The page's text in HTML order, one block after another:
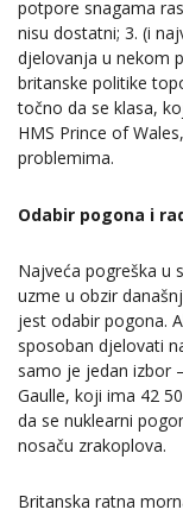
potpore snagama
nisu dostatni; 3. (i
djelovanja u nekom
britanske politike
točno da se klasa,
HMS Prince of
problemima.
Odabir pogona i
Najveća pogreška u
uzme u obzir
jest odabir pogona.
sposoban djelovati
samo je jedan izbor
Gaulle, koji ima 42
da se nuklearni
nosaču zrakoplova.
Britanska ratna